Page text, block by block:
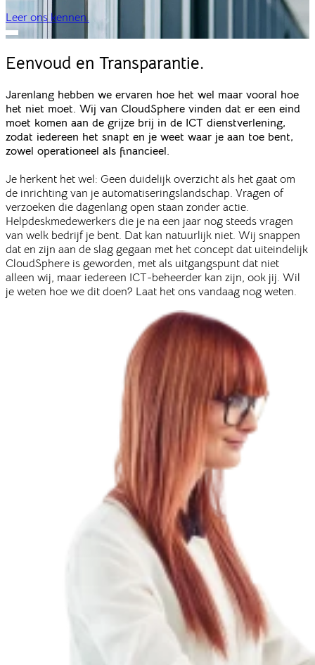
Leer ons kennen.
Eenvoud en Transparantie.
Jarenlang hebben we ervaren hoe het wel maar vooral hoe
het niet moet. Wij van CloudSphere vinden dat er een eind
moet komen aan de grijze brij in de ICT dienstverlening,
zodat iedereen het snapt en je weet waar je aan toe bent,
zowel operationeel als financieel.
Je herkent het wel: Geen duidelijk overzicht als het gaat om
de inrichting van je automatiseringslandschap. Vragen of
verzoeken die dagenlang open staan zonder actie.
Helpdeskmedewerkers die je na een jaar nog steeds vragen
van welk bedrijf je bent. Dat kan natuurlijk niet. Wij snappen
dat en zijn aan de slag gegaan met het concept dat uiteindelijk
CloudSphere is geworden, met als uitgangspunt dat niet
alleen wij, maar iedereen ICT-beheerder kan zijn, ook jij. Wil
je weten hoe we dit doen? Laat het ons vandaag nog weten.